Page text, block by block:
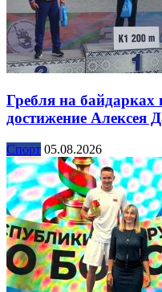
Гребля на байдарках
достижение Алексея
Спорт 05.08.2026